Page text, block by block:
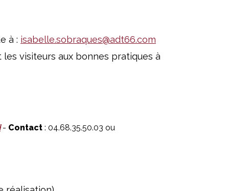
à : isabelle.sobraques@adt66.com
visiteurs aux bonnes pratiques à
- Contact : 04.68.35.50.03 ou